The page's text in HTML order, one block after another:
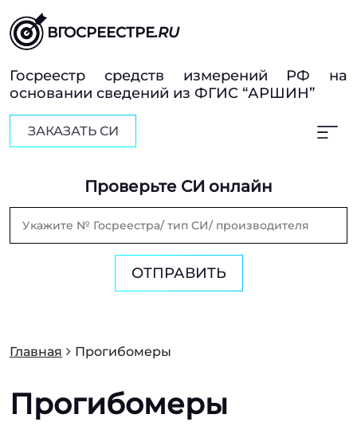
ВГОСРЕЕСТРЕ.RU
Госреестр средств измерений РФ на
основании сведений из ФГИС “АРШИН”
ЗАКАЗАТЬ СИ
Проверьте СИ онлайн
ОТПРАВИТЬ
Главная Прогибомеры
Прогибомеры